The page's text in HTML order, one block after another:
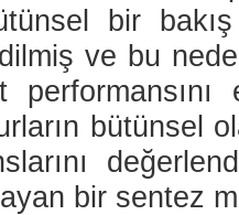
bir
ve bu
bütünsel
bir sentez